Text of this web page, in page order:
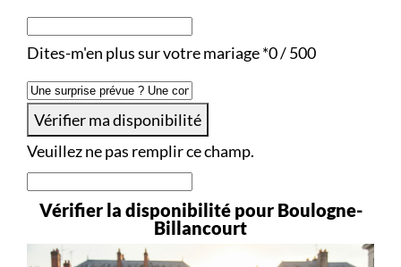
Dites-m'en plus sur votre mariage*0 / 500
Vérifier ma disponibilité
Veuillez ne pas remplir ce champ.
Vérifier la disponibilité pour Boulogne-
Billancourt